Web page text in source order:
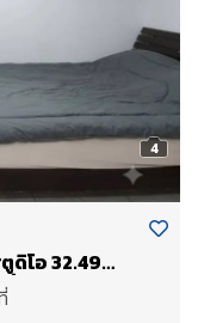
4
โอ 32.49
นเกล้า ศิริราช